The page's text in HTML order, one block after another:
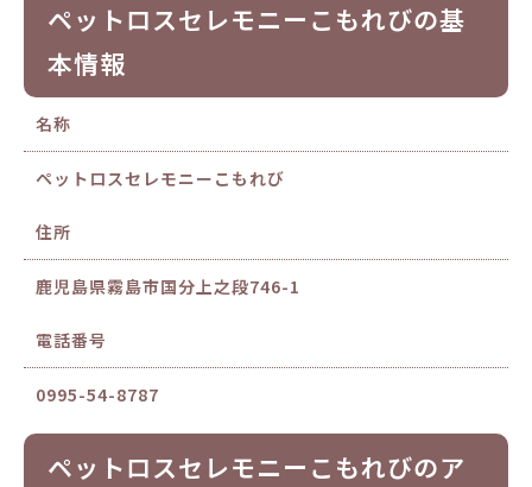
ペットロスセレモニーこもれびの基
本情報
名称
ペットロスセレモニーこもれび
住所
鹿児島県霧島市国分上之段746-1
電話番号
0995-54-8787
ペットロスセレモニーこもれびのア